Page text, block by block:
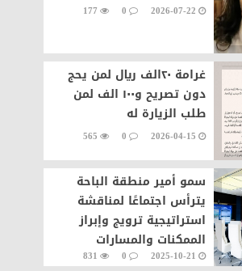
2026-07-22
0
177
غرامة ٢٠الف ريال لمن يحج
دون تصريح و١٠٠ الف لمن
طلب الزيارة له
2026-04-15
0
565
سمو أمير منطقة الباحة
يترأس اجتماعًا لمناقشة
استراتيجية ترويج وإبراز
الممكنات والمسارات
السياحية في المنطقة
2025-10-21
0
831